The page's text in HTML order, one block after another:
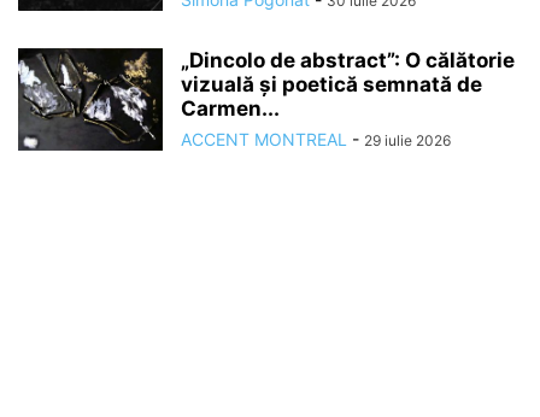
„Dincolo de abstract”: O călătorie
vizuală și poetică semnată de
Carmen...
ACCENT MONTREAL - 29 iulie 2026